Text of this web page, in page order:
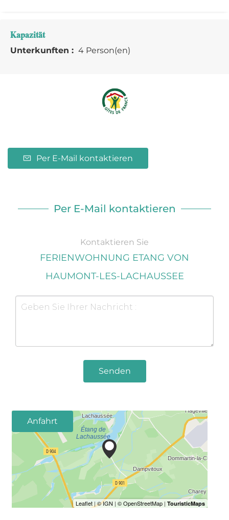
Kapazität
Unterkunften : 4 Person(en)
Per E-Mail kontaktieren
Per E-Mail kontaktieren
Kontaktieren Sie
FERIENWOHNUNG ETANG VON
HAUMONT-LES-LACHAUSSEE
Senden
Anfahrt